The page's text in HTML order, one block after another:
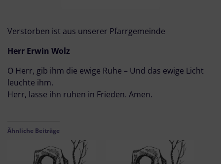
Verstorben ist aus unserer Pfarrgemeinde
Herr Erwin Wolz
O Herr, gib ihm die ewige Ruhe – Und das ewige Licht
leuchte ihm.
Herr, lasse ihn ruhen in Frieden. Amen.
Ähnliche Beiträge